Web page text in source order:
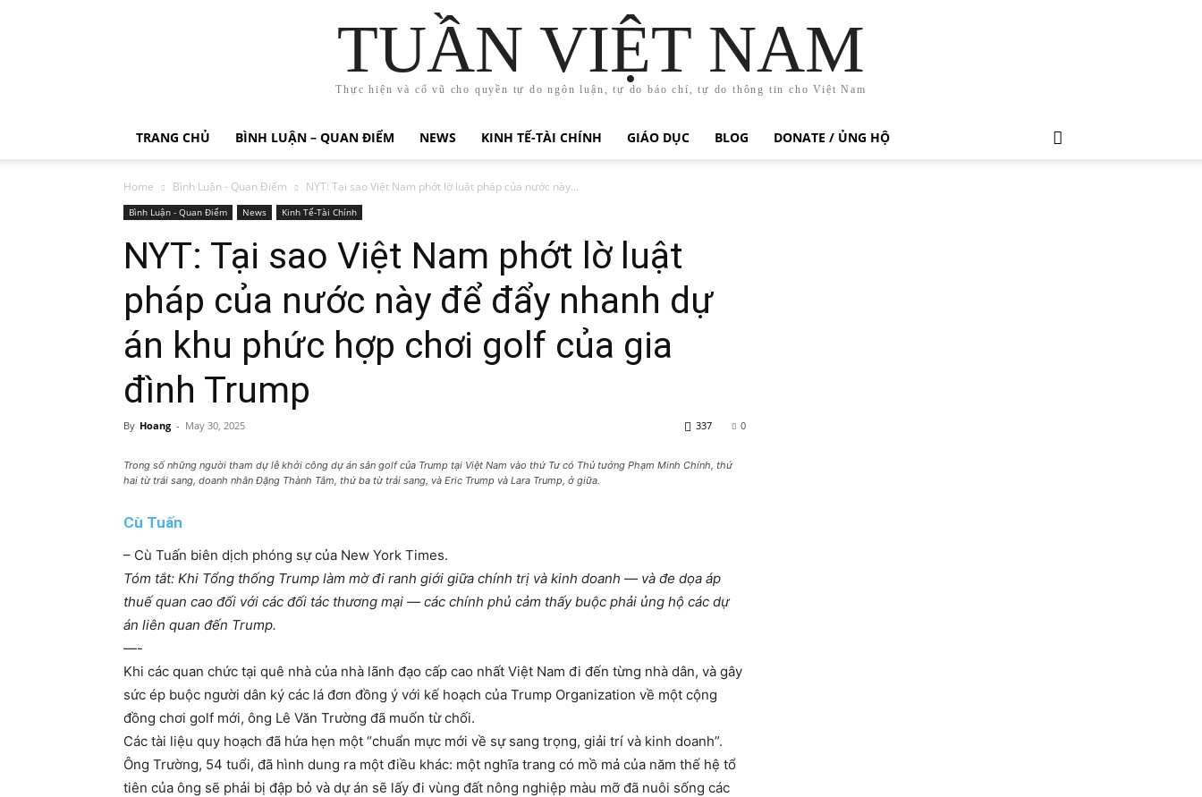
TUẦN VIỆT NAM
Thực hiện và cổ vũ cho quyền tự do ngôn luận, tự do báo chí, tự do thông tin cho Việt Nam
TRANG CHỦ BÌNH LUẬN – QUAN ĐIỂM NEWS KINH TẾ-TÀI CHÍNH GIÁO DỤC BLOG DONATE / ỦNG HỘ
Home Bình Luận - Quan Điểm NYT: Tại sao Việt Nam phớt lờ luật pháp của nước này...
Bình Luận - Quan Điểm News Kinh Tế-Tài Chính
NYT: Tại sao Việt Nam phớt lờ luật
pháp của nước này để đẩy nhanh dự
án khu phức hợp chơi golf của gia
đình Trump
By Hoang - May 30, 2025 0
337
Trong số những người tham dự lễ khởi công dự án sân golf của Trump tại Việt Nam vào thứ Tư có Thủ tướng Phạm Minh Chính, thứ
hai từ trái sang, doanh nhân Đặng Thành Tâm, thứ ba từ trái sang, và Eric Trump và Lara Trump, ở giữa.
Cù Tuấn
– Cù Tuấn biên dịch phóng sự của New York Times.
Tóm tắt: Khi Tổng thống Trump làm mờ đi ranh giới giữa chính trị và kinh doanh — và đe dọa áp
thuế quan cao đối với các đối tác thương mại — các chính phủ cảm thấy buộc phải ủng hộ các dự
án liên quan đến Trump.
—-
Khi các quan chức tại quê nhà của nhà lãnh đạo cấp cao nhất Việt Nam đi đến từng nhà dân, và gây
sức ép buộc người dân ký các lá đơn đồng ý với kế hoạch của Trump Organization về một cộng
đồng chơi golf mới, ông Lê Văn Trường đã muốn từ chối.
Các tài liệu quy hoạch đã hứa hẹn một “chuẩn mực mới về sự sang trọng, giải trí và kinh doanh”.
Ông Trường, 54 tuổi, đã hình dung ra một điều khác: một nghĩa trang có mồ mả của năm thế hệ tổ
tiên của ông sẽ phải bị đập bỏ và dự án sẽ lấy đi vùng đất nông nghiệp màu mỡ đã nuôi sống các